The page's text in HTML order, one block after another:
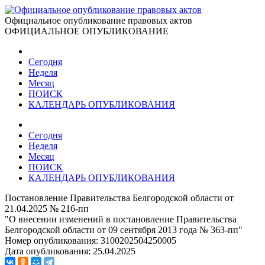
Официальное опубликование правовых актов
ОФИЦИАЛЬНОЕ ОПУБЛИКОВАНИЕ
Сегодня
Неделя
Месяц
ПОИСК
КАЛЕНДАРЬ ОПУБЛИКОВАНИЯ
Сегодня
Неделя
Месяц
ПОИСК
КАЛЕНДАРЬ ОПУБЛИКОВАНИЯ
Постановление Правительства Белгородской области от
21.04.2025 № 216-пп
"О внесении изменений в постановление Правительства
Белгородской области от 09 сентября 2013 года № 363-пп"
Номер опубликования: 3100202504250005
Дата опубликования: 25.04.2025